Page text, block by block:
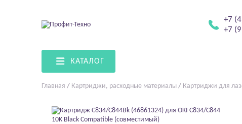
+7
+7
КАТАЛОГ
Главная / Картриджи, расходные материалы / Картриджи для